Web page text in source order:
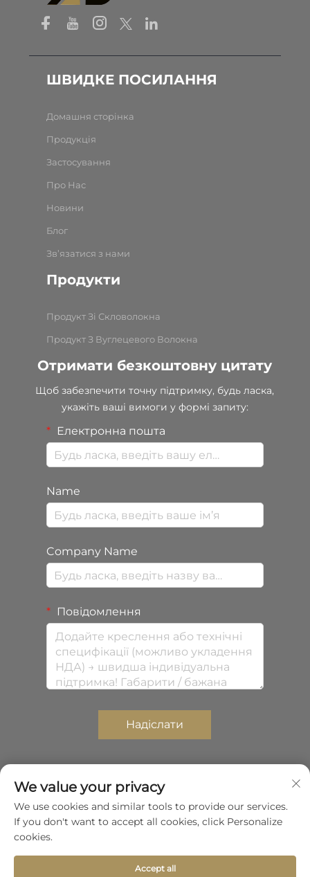
ШВИДКЕ ПОСИЛАННЯ
Домашня сторінка
Продукція
Застосування
Про Нас
Новини
Блог
Зв’язатися з нами
Продукти
Продукт Зі Скловолокна
Продукт З Вуглецевого Волокна
Отримати безкоштовну цитату
Щоб забезпечити точну підтримку, будь ласка,
укажіть ваші вимоги у формі запиту:
Електронна пошта
Name
Company Name
Повідомлення
Надіслати
Авторське право © 2026 Shenzhen Zhongda
Composites Co., Ltd. Всі права захищені.
Політика конфіденційності
Прокрутити до початку
We value your privacy
We use cookies and similar tools to provide our services.
If you don't want to accept all cookies, click Personalize
cookies.
Accept all